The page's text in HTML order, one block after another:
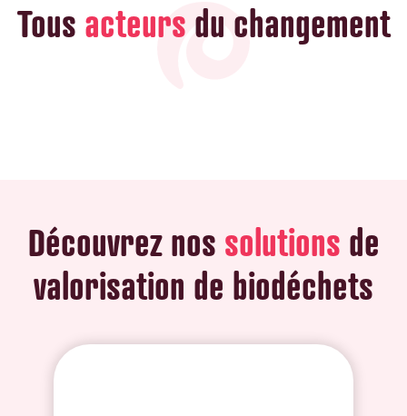
Tous acteurs du changement
Découvrez nos solutions de
valorisation de biodéchets